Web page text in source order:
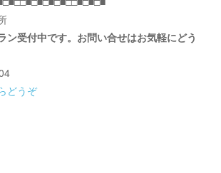
ン受付中です。お問い合せはお気軽にどう
どうぞ